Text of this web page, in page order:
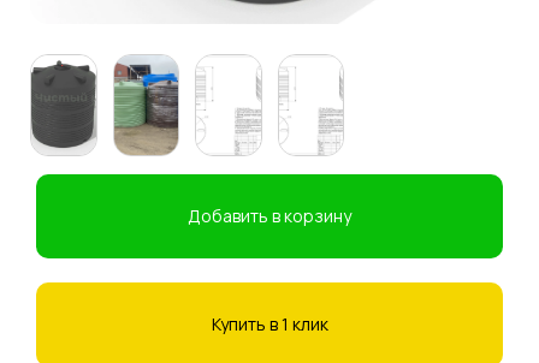
Добавить в корзину
Купить в 1 клик